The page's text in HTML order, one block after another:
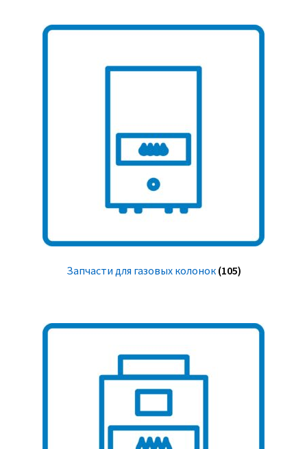
Запчасти для газовых колонок (105)